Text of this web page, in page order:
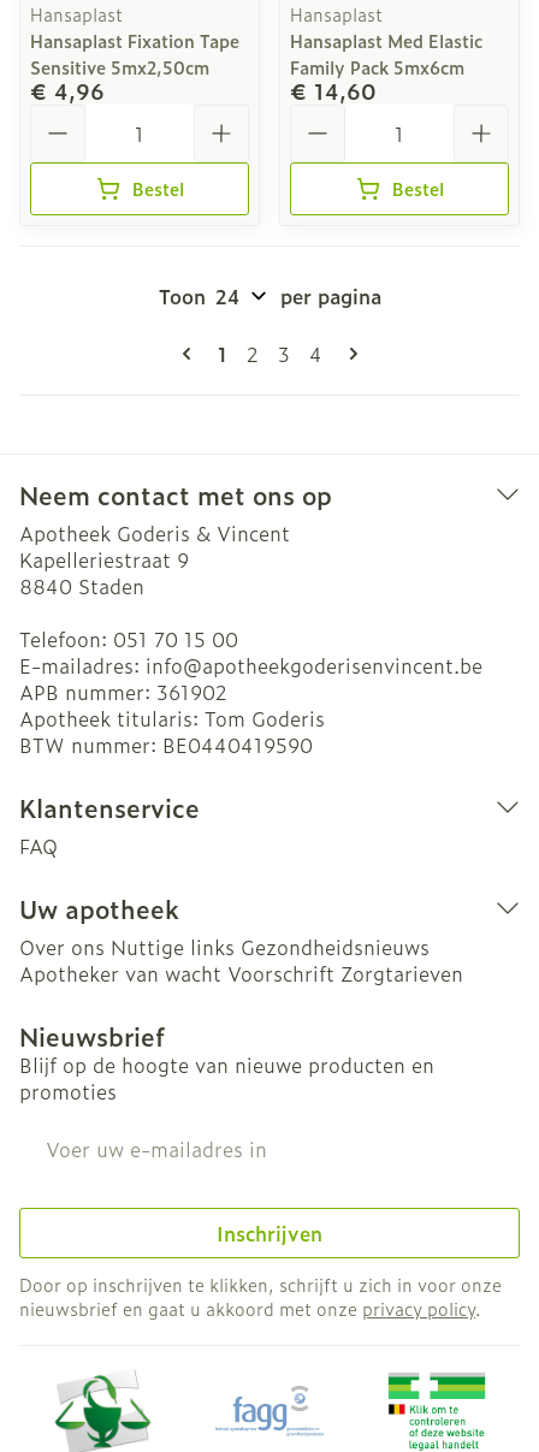
Hansaplast
Hansaplast Fixation Tape
Sensitive 5mx2,50cm
€ 4,96
Bestel
Hansaplast
Hansaplast Med Elastic
Family Pack 5mx6cm
€ 14,60
Bestel
Pagina's
U lees momenteel pagina
1 Pagina
2 Pagina
3 Pagina
4
Toon per pagina
Neem contact met ons op
Apotheek Goderis & Vincent
Kapelleriestraat 9
8840 Staden
Telefoon: 051 70 15 00
E-mailadres: info@apotheekgoderisenvincent.be
APB nummer: 361902
Apotheek titularis: Tom Goderis
BTW nummer: BE0440419590
Klantenservice
FAQ
Uw apotheek
Over ons Nuttige links Gezondheidsnieuws
Apotheker van wacht Voorschrift Zorgtarieven
Nieuwsbrief
Blijf op de hoogte van nieuwe producten en
promoties
Inschrijven
Door op inschrijven te klikken, schrijft u zich in voor onze
nieuwsbrief en gaat u akkoord met onze privacy policy.